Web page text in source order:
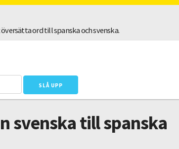
ord till spanska och svenska.
svenska till spanska